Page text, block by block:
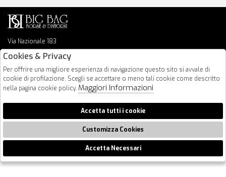
Via Nazionale 183
64026 Roseto Degli Abruzzi
info@bigbagshoponline.it
follow us
2026 BigBag - P.iva : 00916940679 Powered by
🍪
Cookies & Privacy
Per offrire una migliore esperienza di navigazione questo sito si avvale di
cookie di profilazione. Scegli se accettare o meno tali cookie come descritto
nella pagina cookie policy. Maggiori Informazioni
Accetta tutti i cookie
Customizza Cookies
Accetta Necessari